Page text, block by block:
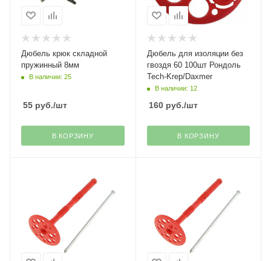
Дюбель крюк складной
пружинный 8мм
В наличии: 25
55 руб./шт
В КОРЗИНУ
Дюбель для изоляции без
гвоздя 60 100шт Рондоль
Tech-Krep/Daxmer
В наличии: 12
160руб./шт
В КОРЗИНУ